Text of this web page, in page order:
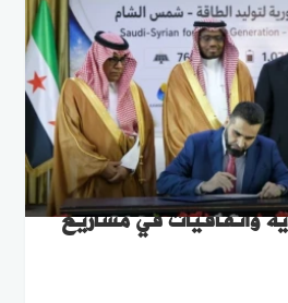
واتفاقيات في مشاريع